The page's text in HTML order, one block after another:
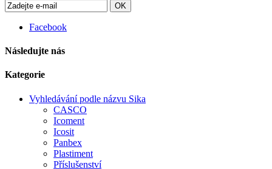
OK
Facebook
Následujte nás
Kategorie
Vyhledávání podle názvu Sika
CASCO
Icoment
Icosit
Panbex
Plastiment
Příslušenství